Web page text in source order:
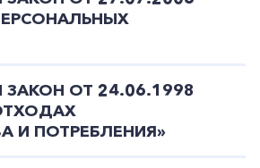
звонок
клиентам
ОТ 24.06.1998
И ПОТРЕБЛЕНИЯ»